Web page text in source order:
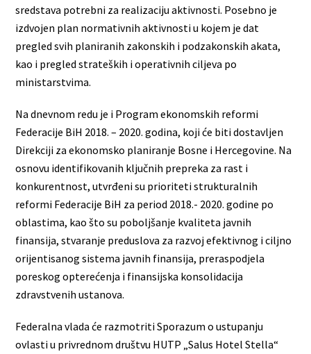
sredstava potrebni za realizaciju aktivnosti. Posebno je
izdvojen plan normativnih aktivnosti u kojem je dat
pregled svih planiranih zakonskih i podzakonskih akata,
kao i pregled strateških i operativnih ciljeva po
ministarstvima.
Na dnevnom redu je i Program ekonomskih reformi
Federacije BiH 2018. – 2020. godina, koji će biti dostavljen
Direkciji za ekonomsko planiranje Bosne i Hercegovine. Na
osnovu identifikovanih ključnih prepreka za rast i
konkurentnost, utvrđeni su prioriteti strukturalnih
reformi Federacije BiH za period 2018.- 2020. godine po
oblastima, kao što su poboljšanje kvaliteta javnih
finansija, stvaranje preduslova za razvoj efektivnog i ciljno
orijentisanog sistema javnih finansija, preraspodjela
poreskog opterećenja i finansijska konsolidacija
zdravstvenih ustanova.
Federalna vlada će razmotriti Sporazum o ustupanju
ovlasti u privrednom društvu HUTP „Salus Hotel Stella“